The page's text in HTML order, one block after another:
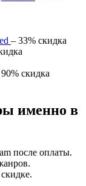
– 33% скидка
скидка
именно в
после оплаты.